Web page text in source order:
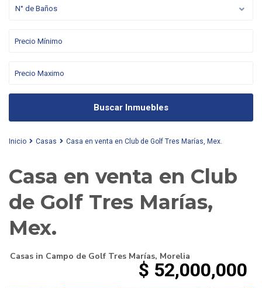
N° de Baños
Buscar Inmuebles
Inicio Casas Casa en venta en Club de Golf Tres Marías, Mex.
Casa en venta en Club
de Golf Tres Marías,
Mex.
Casas in Campo de Golf Tres Marías, Morelia
$ 52,000,000